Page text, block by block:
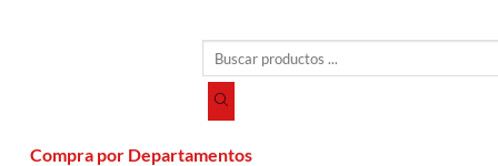
productos
Compra por Departamentos